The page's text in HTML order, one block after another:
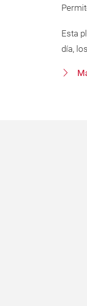
Esta
día,